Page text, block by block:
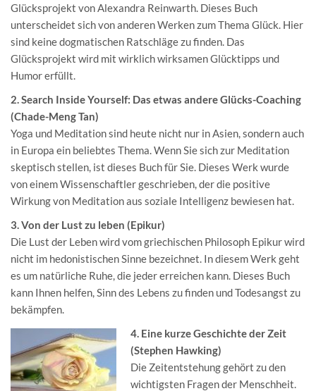
Glücksprojekt von Alexandra Reinwarth. Dieses Buch
unterscheidet sich von anderen Werken zum Thema Glück. Hier
sind keine dogmatischen Ratschläge zu finden. Das
Glücksprojekt wird mit wirklich wirksamen Glücktipps und
Humor erfüllt.
2. Search Inside Yourself: Das etwas andere Glücks-Coaching
(Chade-Meng Tan)
Yoga und Meditation sind heute nicht nur in Asien, sondern auch
in Europa ein beliebtes Thema. Wenn Sie sich zur Meditation
skeptisch stellen, ist dieses Buch für Sie. Dieses Werk wurde
von einem Wissenschaftler geschrieben, der die positive
Wirkung von Meditation aus soziale Intelligenz bewiesen hat.
3. Von der Lust zu leben (Epikur)
Die Lust der Leben wird vom griechischen Philosoph Epikur wird
nicht im hedonistischen Sinne bezeichnet. In diesem Werk geht
es um natürliche Ruhe, die jeder erreichen kann. Dieses Buch
kann Ihnen helfen, Sinn des Lebens zu finden und Todesangst zu
bekämpfen.
4. Eine kurze Geschichte der Zeit
(Stephen Hawking)
Die Zeitentstehung gehört zu den
wichtigsten Fragen der Menschheit.